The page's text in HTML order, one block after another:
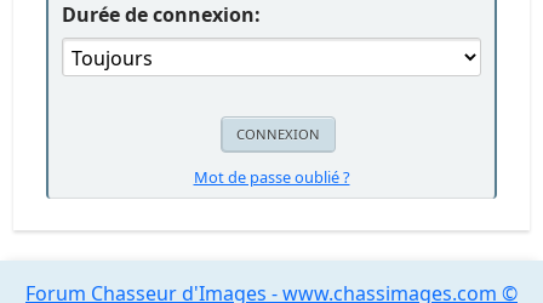
Durée de connexion:
Mot de passe oublié ?
Forum Chasseur d'Images - www.chassimages.com ©